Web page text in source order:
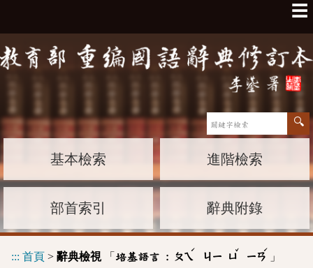
☰
基本檢索 進階檢索
部首索引 辭典附錄
::: 首頁 > 辭典檢視「 培基語言 : ㄆㄟ
ˊ
ㄐㄧ ㄩ
ˇ
ㄧㄢ
ˊ
」